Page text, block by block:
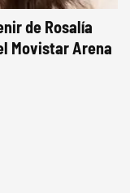
de Rosalía
Movistar Arena